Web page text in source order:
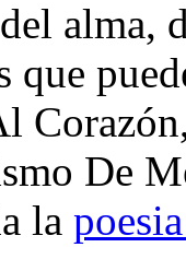
alma,
que
De
la